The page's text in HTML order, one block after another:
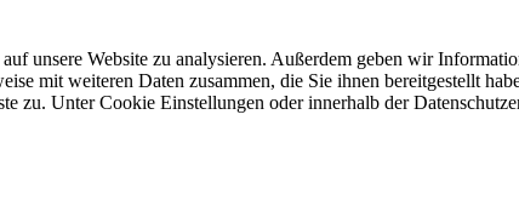
unsere Website zu analysieren. Außerdem geben wir
mit weiteren Daten zusammen, die Sie ihnen bereitgestellt
zu. Unter Cookie Einstellungen oder innerhalb der